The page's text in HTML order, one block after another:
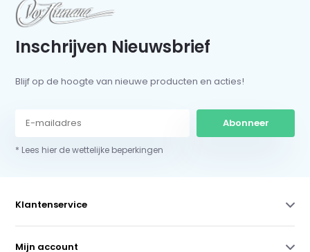
Inschrijven Nieuwsbrief
Blijf op de hoogte van nieuwe producten en acties!
Abonneer
* Lees hier de wettelijke beperkingen
Klantenservice
Mijn account